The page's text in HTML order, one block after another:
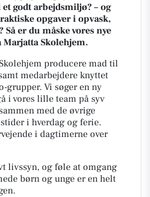
godt arbejdsmiljø? – og
opgaver i opvask,
er du måske vores nye
Skolehjem.
producere mad til
medarbejdere knyttet
grupper. Vi søger en ny
i vores lille team på syv
med de øvrige
i hverdag og ferie.
i dagtimerne over
livssyn, og føle at omgang
børn og unge er en helt